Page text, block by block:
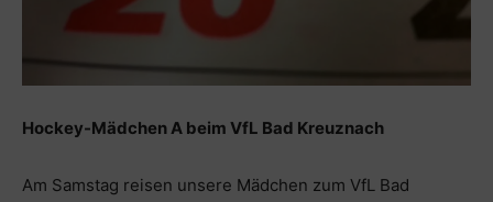
Hockey-Mädchen A beim VfL Bad Kreuznach
Am Samstag reisen unsere Mädchen zum VfL Bad